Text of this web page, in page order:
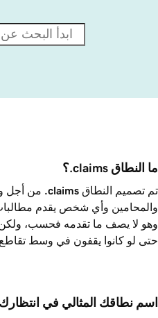
ما النطاق ‎.claims؟
تم تصميم النطاق ‎ .claims من أجل
والمحامين وأي شخص يقدم مطالبات
وهو لا يصف ما تقدمه فحسب، ولكن
حتى لو كانوا يقفون في وسط
اسم نطاقك المثالي في